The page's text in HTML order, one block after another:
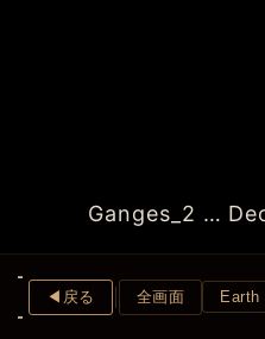
Ganges_2 …
◀︎戻る 全画面 Earth